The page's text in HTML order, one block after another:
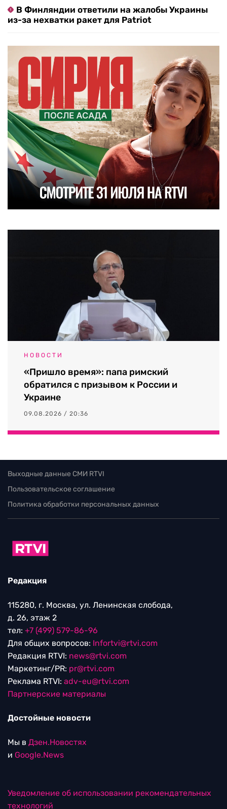
В Финляндии ответили на жалобы Украины
из-за нехватки ракет для Patriot
НОВОСТИ
«Пришло время»: папа римский
обратился с призывом к России и
Украине
09.08.2026 / 20:36
Выходные данные СМИ RTVI
Пользовательское соглашение
Политика обработки персональных данных
Редакция
115280, г. Москва, ул. Ленинская слобода,
д. 26, этаж 2
тел: +7 (499) 579-86-96
Для общих вопросов: Infortvi@rtvi.com
Редакция RTVI: news@rtvi.com
Маркетинг/PR: pr@rtvi.com
Реклама RTVI: adv-eu@rtvi.com
Партнерские материалы
Достойные новости
Мы в Дзен.Новостях
и Google.News
Уведомление об использовании рекомендательных
технологий